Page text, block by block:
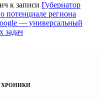
к записи Губернатор
потенциале региона
— универсальный
задач
ХРОНИКИ